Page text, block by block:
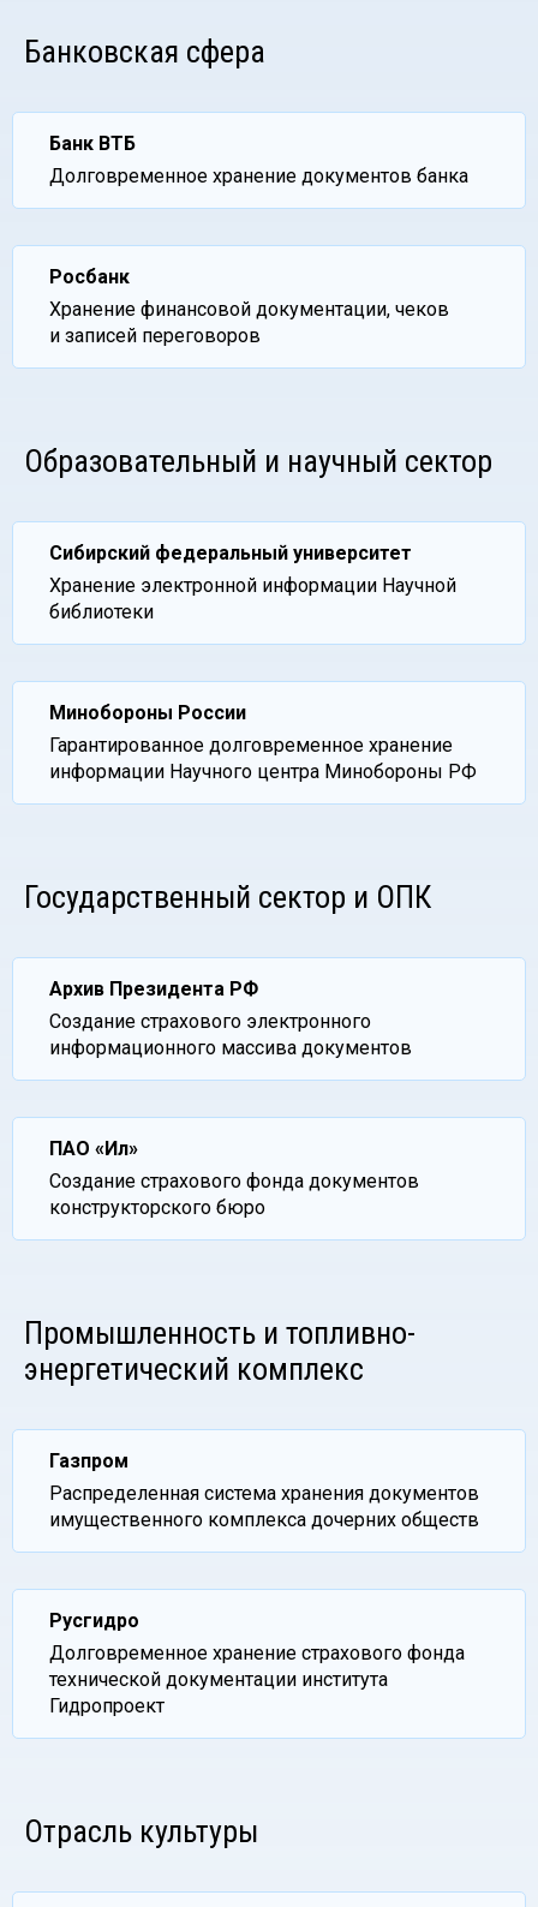
Банковская сфера
Банк ВТБ
Долговременное хранение документов банка
Росбанк
Хранение финансовой документации, чеков
и записей переговоров
Образовательный и научный сектор
Сибирский федеральный университет
Хранение электронной информации Научной
библиотеки
Минобороны России
Гарантированное долговременное хранение
информации Научного центра Минобороны РФ
Государственный сектор и ОПК
Архив Президента РФ
Создание страхового электронного
информационного массива документов
ПАО «Ил»
Создание страхового фонда документов
конструкторского бюро
Промышленность и топливно-
энергетический комплекс
Газпром
Распределенная система хранения документов
имущественного комплекса дочерних обществ
Русгидро
Долговременное хранение страхового фонда
технической документации института
Гидропроект
Отрасль культуры